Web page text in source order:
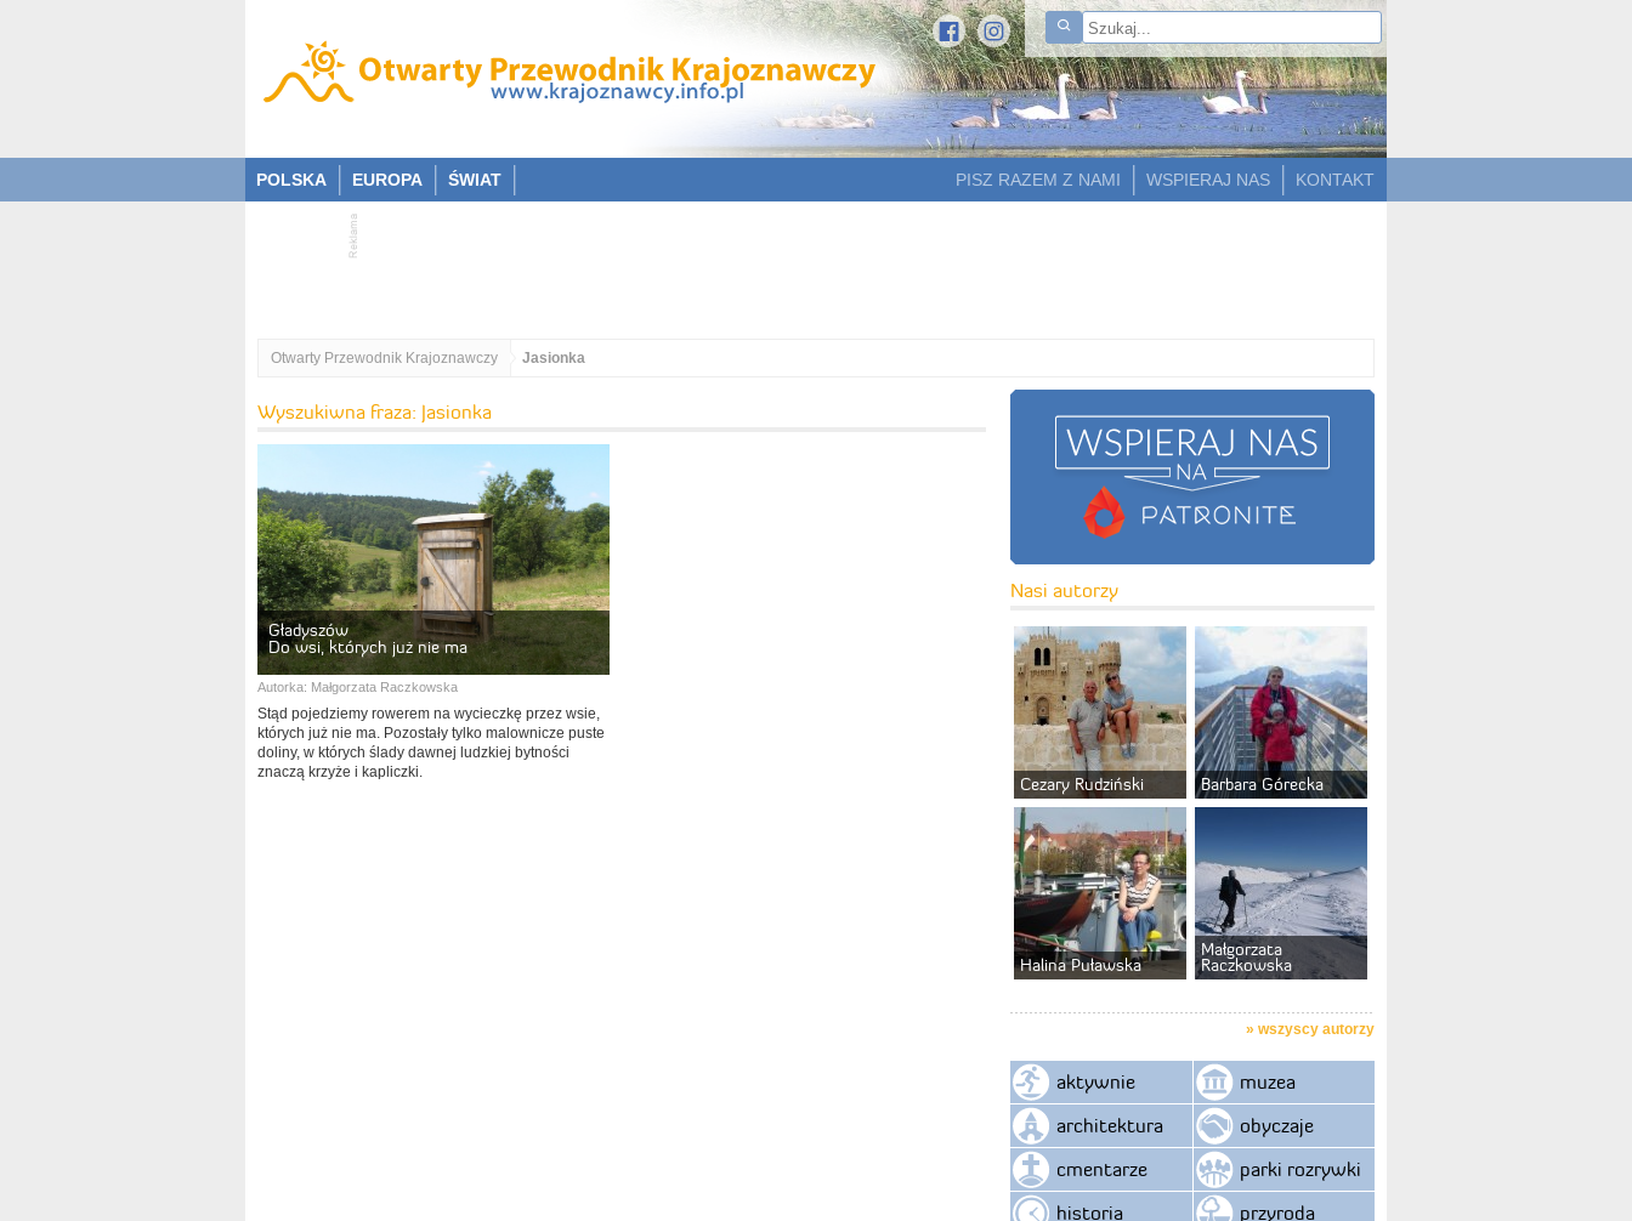
POLSKA EUROPA ŚWIAT KONTAKT
WSPIERAJ NAS
PISZ RAZEM Z NAMI
Otwarty Przewodnik Krajoznawczy Jasionka
Wyszukiwna fraza: Jasionka
Gładyszów
Do wsi, których już nie ma
Autorka: Małgorzata Raczkowska
Stąd pojedziemy rowerem na wycieczkę przez wsie,
których już nie ma. Pozostały tylko malownicze puste
doliny, w których ślady dawnej ludzkiej bytności
znaczą krzyże i kapliczki.
Nasi autorzy
Cezary Rudziński Barbara Górecka
Halina Puławska
Małgorzata
Raczkowska
» wszyscy autorzy
aktywnie
architektura
cmentarze
historia
muzea
obyczaje
parki rozrywki
przyroda